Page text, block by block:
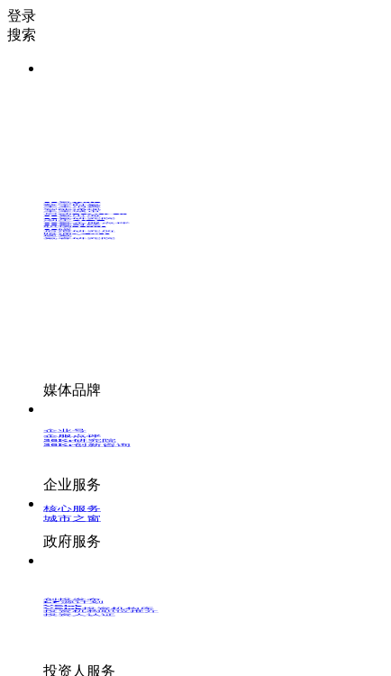
登录
搜索
36氪Auto
未来消费
未来城市
36氪出海
硬氪
媒体品牌
企业号
企服点评
36Kr研究院
36Kr创新咨询
企业服务
核心服务
城市之窗
政府服务
创投发布
LP源计划
VClub
VClub投资机构库
投资机构职位推介
投资人认证
投资人服务